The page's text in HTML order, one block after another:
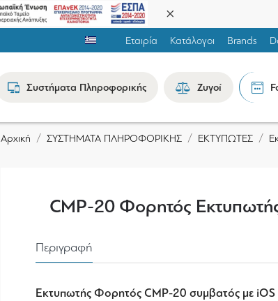
Εταιρία Κατάλογοι Brands
Συστήματα Πληροφορικής Ζυγοί
Αρχική ΣΥΣΤΗΜΑΤΑ ΠΛΗΡΟΦΟΡΙΚΗΣ ΕΚΤΥΠΩΤΕΣ
CMP-20 Φορητός
Περιγραφή
Εκτυπωτής Φορητός CMP-20 συμβατός με iOS